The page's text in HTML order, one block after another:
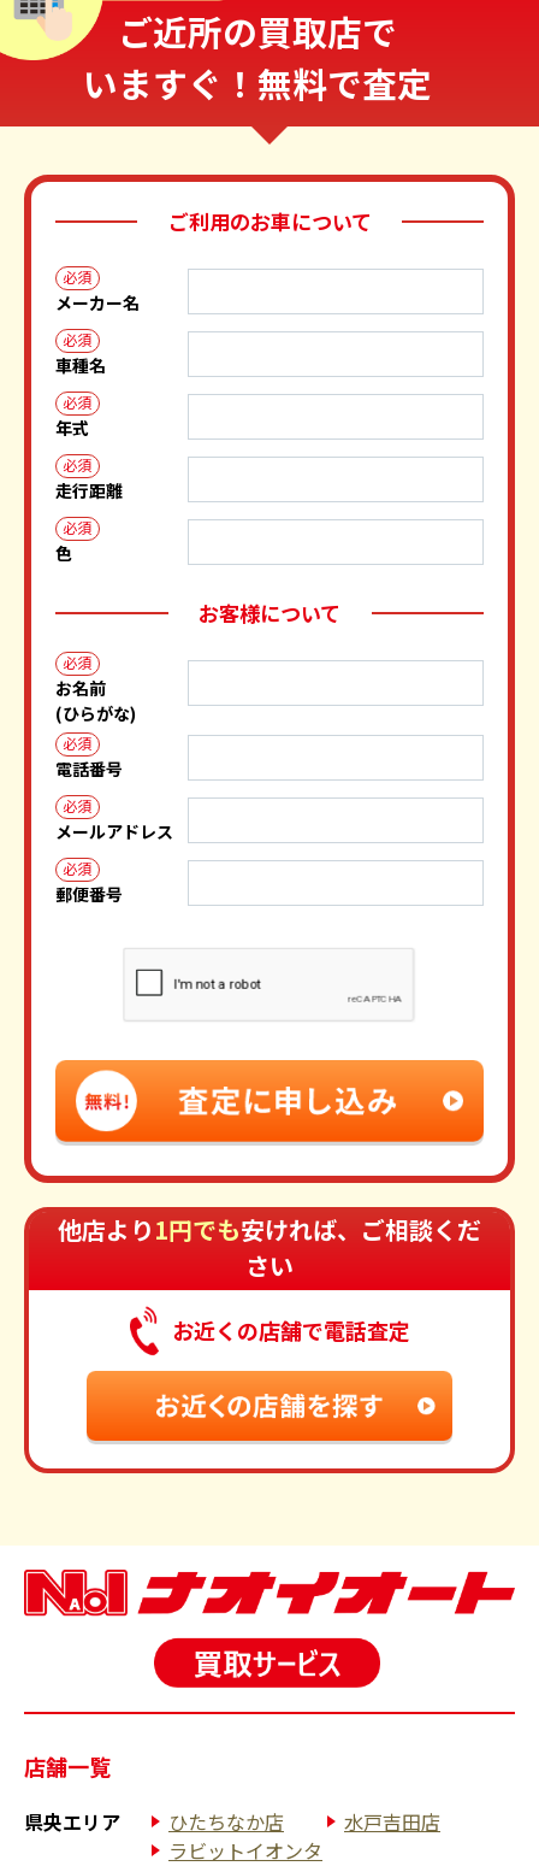
ご近所の買取店で
いますぐ！無料で査定
ご利用のお車について
必須
メーカー名
必須
車種名
必須
年式
必須
走行距離
必須
色
お客様について
必須
お名前
(ひらがな)
必須
電話番号
必須
メールアドレス
必須
郵便番号
他店より1円でも安ければ、ご相談くだ
さい
お近くの店舗で電話査定
店舗一覧
県央エリア ひたちなか店
水戸吉田店
ラビットイオンタ